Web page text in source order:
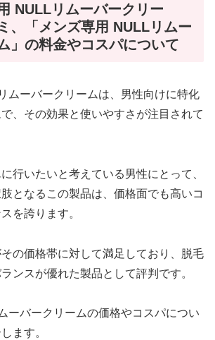
NULLリムーバークリー
、「メンズ専用 NULLリムー
」の料金やコスパについて
ムーバークリームは、男性向けに特化
、その効果と使いやすさが注目されて
行いたいと考えている男性にとって、
となるこの製品は、価格面でも高いコ
を誇ります。
の価格帯に対して満足しており、脱毛
ンスが優れた製品として評判です。
ーバークリームの価格やコスパについ
ます。